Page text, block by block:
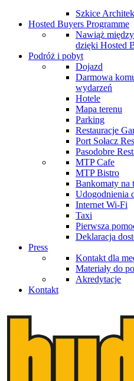
Szkice
Hosted Buyers Programme
Nawiąż
dzięki Hosted
Podróż i pobyt
Dojazd
Darmowa
wydarzeń
Hotele
Mapa terenu
Parking
Restauracje
Port Sołacz
Pasodobre
MTP Cafe
MTP Bistro
Bankomaty na
Udogodnienia
Internet Wi-Fi
Taxi
Pierwsza
Deklaracja
Press
Kontakt dla
Materiały do
Akredytacje
Kontakt